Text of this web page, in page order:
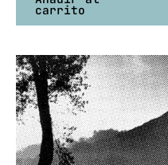
carrito